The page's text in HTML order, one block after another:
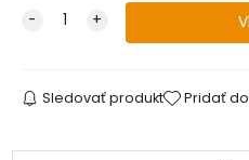
Sledovať produkt Pridať